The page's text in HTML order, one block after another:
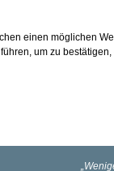
einen möglichen
um zu